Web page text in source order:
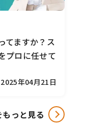
てますか？ス
プロに任せて
年04月21日
っと見る